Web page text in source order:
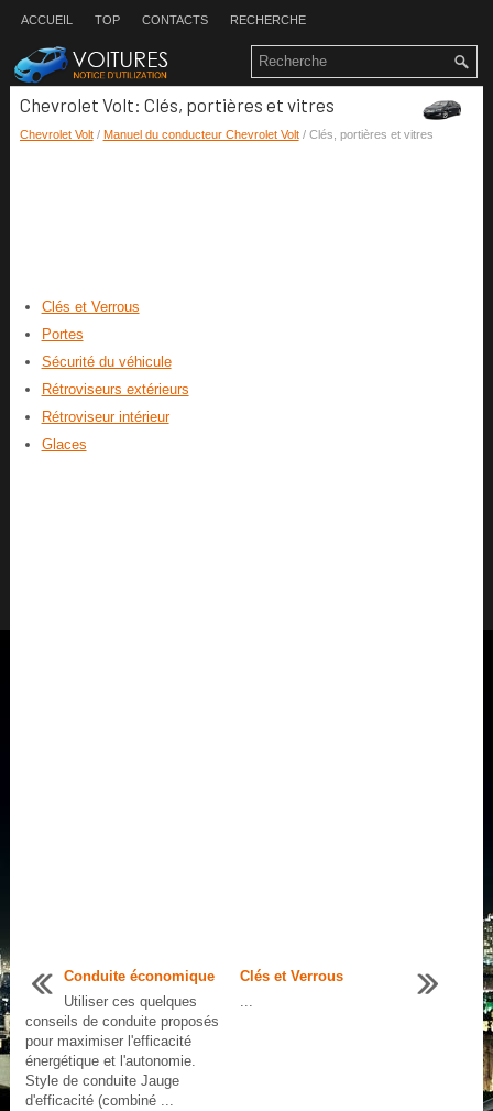
ACCUEIL TOP CONTACTS RECHERCHE
Chevrolet Volt: Clés, portières et vitres
Chevrolet Volt/ Manuel du conducteur Chevrolet Volt/ Clés, portières et vitres
Clés et Verrous
Portes
Sécurité du véhicule
Rétroviseurs extérieurs
Rétroviseur intérieur
Glaces
Conduite économique
Utiliser ces quelques
conseils de conduite proposés
pour maximiser l'efficacité
énergétique et l'autonomie.
Style de conduite Jauge
d'efficacité (combiné ...
Clés et Verrous
...